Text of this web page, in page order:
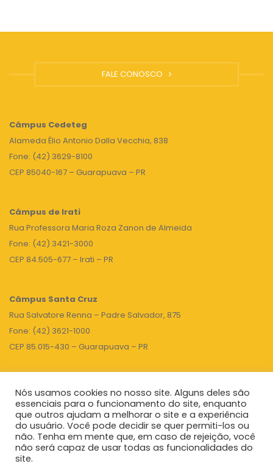
FALE CONOSCO
Câmpus Cedeteg
Alameda Élio Antonio Dalla Vecchia, 838
Fone: (42) 3629-8100
CEP 85040-167 – Guarapuava – PR
Câmpus de Irati
Rua Professora Maria Roza Zanon de Almeida
Fone: (42) 3421-3000
CEP 84.505-677 – Irati – PR
Câmpus Santa Cruz
Rua Salvatore Renna – Padre Salvador, 875
Fone: (42) 3621-1000
CEP 85.015-430 – Guarapuava – PR
TOPO
Unicentro |Governo do Paraná|Seti| Agenda do Reitor
Nós usamos cookies no nosso site. Alguns deles são
essenciais para o funcionamento do site, enquanto
que outros ajudam a melhorar o site e a experiência
do usuário. Você pode decidir se quer permiti-los ou
não. Tenha em mente que, em caso de rejeição, você
não será capaz de usar todas as funcionalidades do
site.